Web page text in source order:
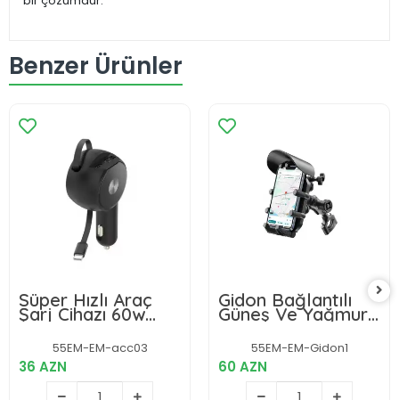
Benzer Ürünler
Süper Hızlı Araç
Şarj Cihazı 60w
Adaptör
Çakmaklık Girişli
55EM-EM-acc03
36 AZN
Gidon Bağlantılı
Güneş Ve Yağmur
Korumalı 360°
Derece
Ayarlanabilir
Motosiklet Bisiklet
Telefon Tutucu
55EM-EM-Gidon1
60 AZN